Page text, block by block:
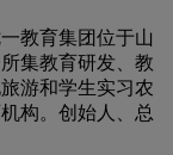
教育集团位于山
集教育研发、教
游和学生实习农
构。创始人、总